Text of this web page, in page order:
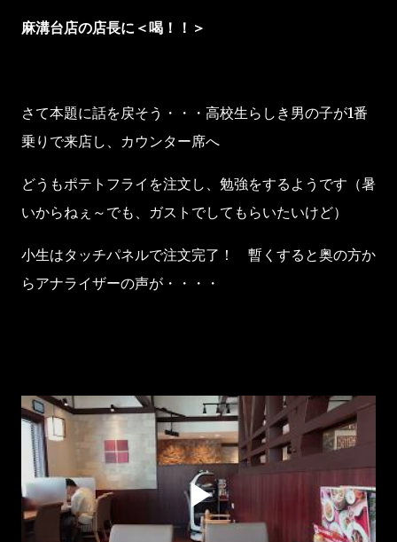
麻溝台店の店長に＜喝！！＞
さて本題に話を戻そう・・・高校生らしき男の子が1番
乗りで来店し、カウンター席へ
どうもポテトフライを注文し、勉強をするようです（暑
いからねぇ～でも、ガストでしてもらいたいけど）
小生はタッチパネルで注文完了！ 暫くすると奥の方か
らアナライザーの声が・・・・